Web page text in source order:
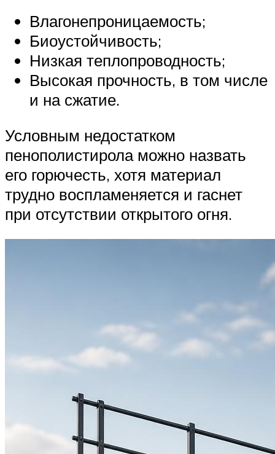
Влагонепроницаемость;
Биоустойчивость;
Низкая теплопроводность;
Высокая прочность, в том числе
и на сжатие.
Условным недостатком
пенополистирола можно назвать
его горючесть, хотя материал
трудно воспламеняется и гаснет
при отсутствии открытого огня.